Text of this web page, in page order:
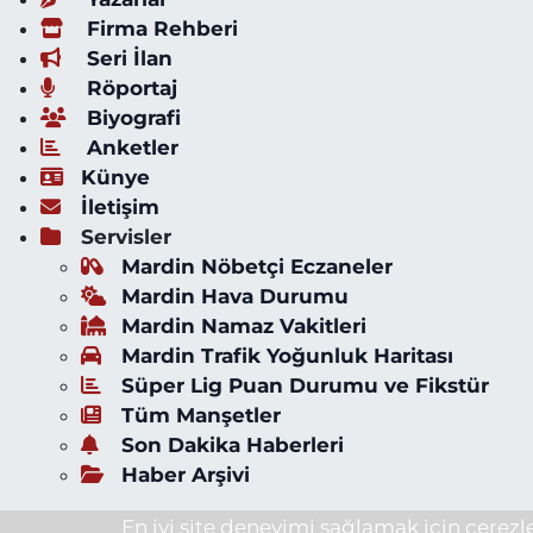
Firma Rehberi
Seri İlan
Röportaj
Biyografi
Anketler
Künye
İletişim
Servisler
Mardin Nöbetçi Eczaneler
Mardin Hava Durumu
Mardin Namaz Vakitleri
Mardin Trafik Yoğunluk Haritası
Süper Lig Puan Durumu ve Fikstür
Tüm Manşetler
Son Dakika Haberleri
Haber Arşivi
En iyi site deneyimi sağlamak için